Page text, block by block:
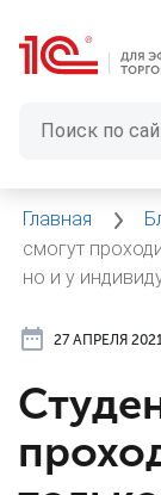
Главная
смогут
но и у
27 АПРЕЛЯ 2021